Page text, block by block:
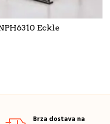
Eckle
Brza dostava na